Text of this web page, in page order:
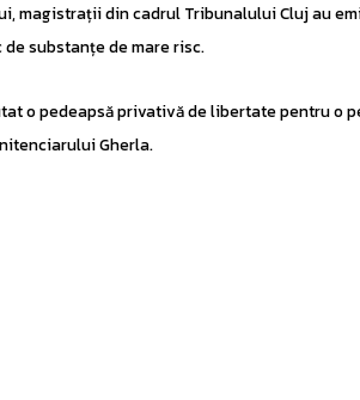
magistrații din cadrul Tribunalului Cluj au
substanțe de mare risc.
o pedeapsă privativă de libertate pentru
Gherla.